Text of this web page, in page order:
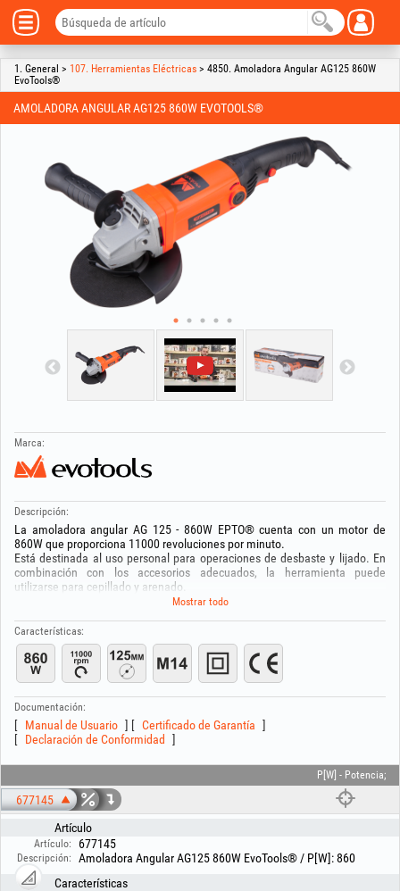
1. General > 107. Herramientas Eléctricas > 4850. Amoladora Angular AG125 860W
EvoTools®
AMOLADORA ANGULAR AG125 860W EVOTOOLS®
Marca:
Descripción:
La amoladora angular AG 125 - 860W EPTO® cuenta con un motor de
860W que proporciona 11000 revoluciones por minuto.
Está destinada al uso personal para operaciones de desbaste y lijado. En
combinación con los accesorios adecuados, la herramienta puede
utilizarse para cepillado y arenado.
El botón de bloqueo del eje hace que el cambio de accesorios sea rápido y
Está equipada con un sistema de bloqueo contra puestas en marcha
accidentales.
Equipada con empuñadura lateral multiposición para mayor control y
seguridad adicional, protector de seguridad de montaje rápido y bridas
interior y exterior del disco.
Escobillas de carbón reemplazables desde el exterior.
El paquete incluye llave de apriete.
Mostrar todo
Características:
Documentación:
Manual de Usuario
Certificado de Garantía
Declaración de Conformidad
P[W] - Potencia;
677145
Artículo
Artículo: 677145
Descripción:
Amoladora Angular AG125 860W EvoTools® / P[W]: 860
Características